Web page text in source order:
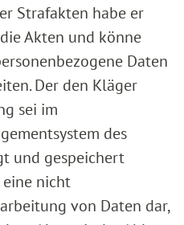
Strafakten habe er
Akten und könne
Daten
Der den Kläger
sei im
des
und gespeichert
eine nicht
von Daten dar,